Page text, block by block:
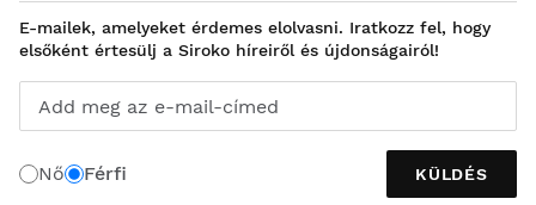
E-mailek, amelyeket érdemes elolvasni. Iratkozz fel, hogy
elsőként értesülj a Siroko híreiről és újdonságairól!
Add meg az e-mail-címed
Nő Férfi KÜLDÉS